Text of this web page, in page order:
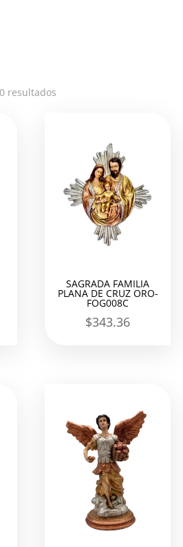
resultados
SAGRADA FAMILIA
PLANA DE CRUZ ORO-
FOG008C
$343.36